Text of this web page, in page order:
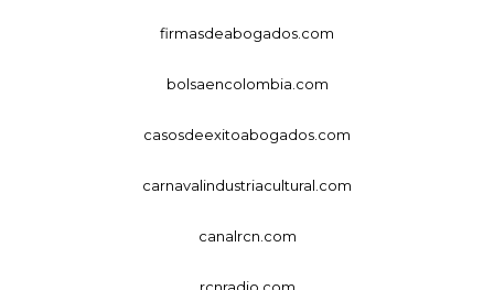
firmasdeabogados.com
bolsaencolombia.com
casosdeexitoabogados.com
carnavalindustriacultural.com
canalrcn.com